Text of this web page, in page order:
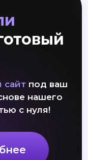
сайт под ваш
нашего
с нуля!